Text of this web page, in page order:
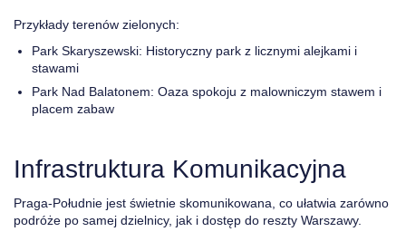
Przykłady terenów zielonych:
Park Skaryszewski: Historyczny park z licznymi alejkami i
stawami
Park Nad Balatonem: Oaza spokoju z malowniczym stawem i
placem zabaw
Infrastruktura Komunikacyjna
Praga-Południe jest świetnie skomunikowana, co ułatwia zarówno
podróże po samej dzielnicy, jak i dostęp do reszty Warszawy.